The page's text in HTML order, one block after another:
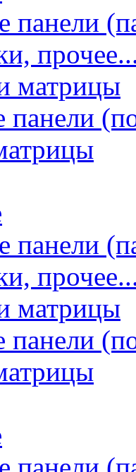
панели
матрицы
панели
матрицы